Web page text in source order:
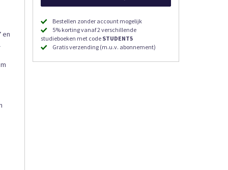
Bestellen zonder account mogelijk
5% korting vanaf 2 verschillende
studieboeken met code STUDENT5
Gratis verzending (m.u.v. abonnement)
en